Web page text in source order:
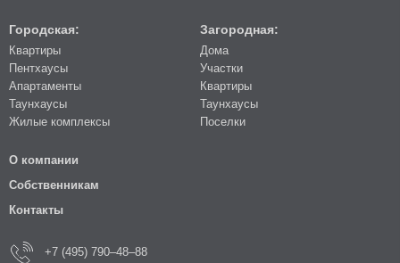
Городская:
Квартиры
Пентхаусы
Апартаменты
Таунхаусы
Жилые комплексы
Загородная:
Дома
Участки
Квартиры
Таунхаусы
Поселки
О компании
Собственникам
Контакты
+7 (495) 790–48–88